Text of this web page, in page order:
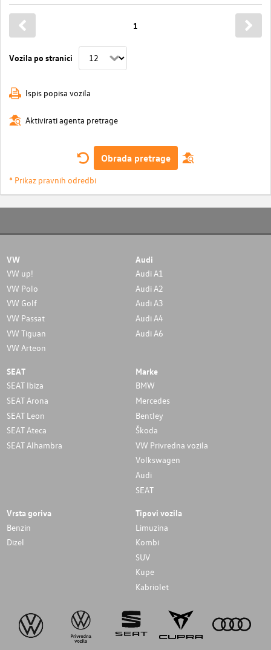
Vozila po stranici
1
Ispis popisa vozila
Aktivirati agenta pretrage
Obrada pretrage
* Prikaz pravnih odredbi
VW
VW up!
VW Polo
VW Golf
VW Passat
VW Tiguan
VW Arteon
Audi
Audi A1
Audi A2
Audi A3
Audi A4
Audi A6
SEAT
SEAT Ibiza
SEAT Arona
SEAT Leon
SEAT Ateca
SEAT Alhambra
Marke
BMW
Mercedes
Bentley
Škoda
VW Privredna vozila
Volkswagen
Audi
SEAT
Vrsta goriva
Benzin
Dizel
Tipovi vozila
Limuzina
Kombi
SUV
Kupe
Kabriolet